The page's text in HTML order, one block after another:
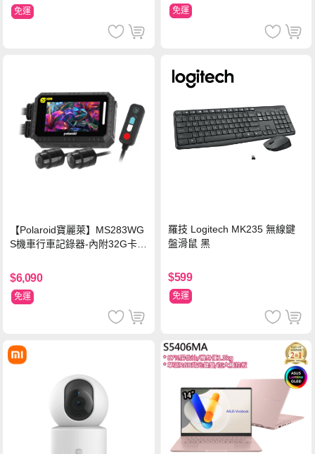
免運 免運
【Polaroid寶麗萊】MS283WG
S機車行車記錄器-內附32G卡
$6,090
免運
羅技 Logitech MK235 無線鍵
盤滑鼠 黑
$599
免運